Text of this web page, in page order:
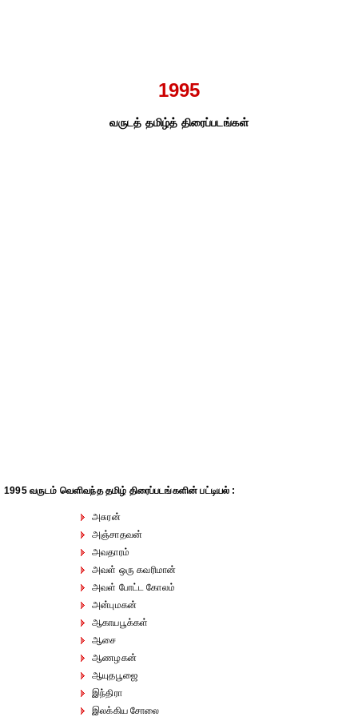
1995
வருடத் தமிழ்த் திரைப்படங்கள்
1995 வருடம் வெளிவந்த தமிழ் திரைப்படங்களின் பட்டியல் :
அசுரன்
அஞ்சாதவன்
அவதாரம்
அவள் ஒரு கவரிமான்
அவள் போட்ட கோலம்
அன்புமகன்
ஆகாயபூக்கள்
ஆசை
ஆணழகன்
ஆயுதபூஜை
இந்திரா
இலக்கிய சோலை